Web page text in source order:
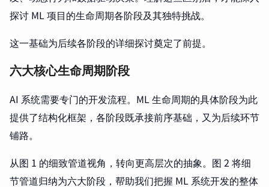
探讨 ML 项目的生命周期各阶段及其独特挑战。
这一基础为后续各阶段的详细探讨奠定了前提。
六大核心生命周期阶段
AI 系统需要专门的开发流程。ML 生命周期的具体阶段为此
提供了结构化框架，各阶段既承接前序基础，又为后续环节
铺路。
从图 1 的细致管道视角，转向更高层次的抽象。图 2 将细
节管道归纳为六大阶段，帮助我们把握 ML 系统开发的整体